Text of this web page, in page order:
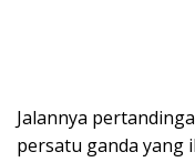
Jalannya
persatu ganda